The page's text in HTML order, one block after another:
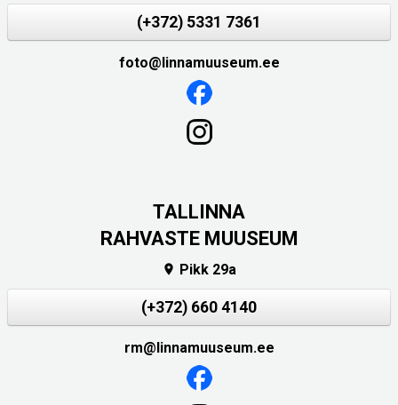
(+372) 5331 7361
foto@linnamuuseum.ee
TALLINNA
RAHVASTE MUUSEUM
 Pikk 29a
(+372) 660 4140
rm@linnamuuseum.ee